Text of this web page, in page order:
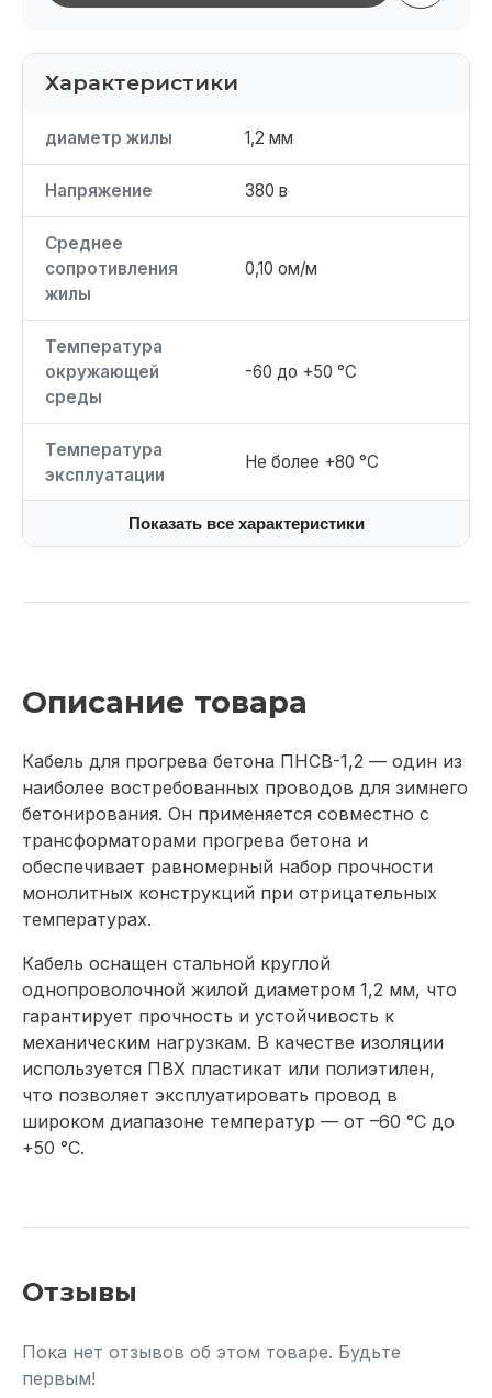
Характеристики
диаметр жилы 1,2 мм
Напряжение 380 в
Среднее
сопротивления
жилы
0,10 ом/м
Температура
окружающей
среды
-60 до +50 °C
Температура
эксплуатации
Не более +80 °С
Показать все характеристики
Описание товара
Кабель для прогрева бетона ПНСВ-1,2 — один из
наиболее востребованных проводов для зимнего
бетонирования. Он применяется совместно с
трансформаторами прогрева бетона и
обеспечивает равномерный набор прочности
монолитных конструкций при отрицательных
температурах.
Кабель оснащен стальной круглой
однопроволочной жилой диаметром 1,2 мм, что
гарантирует прочность и устойчивость к
механическим нагрузкам. В качестве изоляции
используется ПВХ пластикат или полиэтилен,
что позволяет эксплуатировать провод в
широком диапазоне температур — от –60 °С до
+50 °С.
Отзывы
Пока нет отзывов об этом товаре. Будьте
первым!